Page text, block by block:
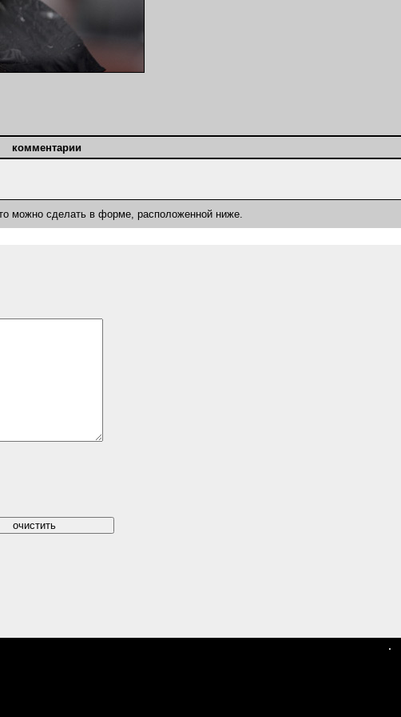
комментарии
можно сделать в форме, расположенной ниже.